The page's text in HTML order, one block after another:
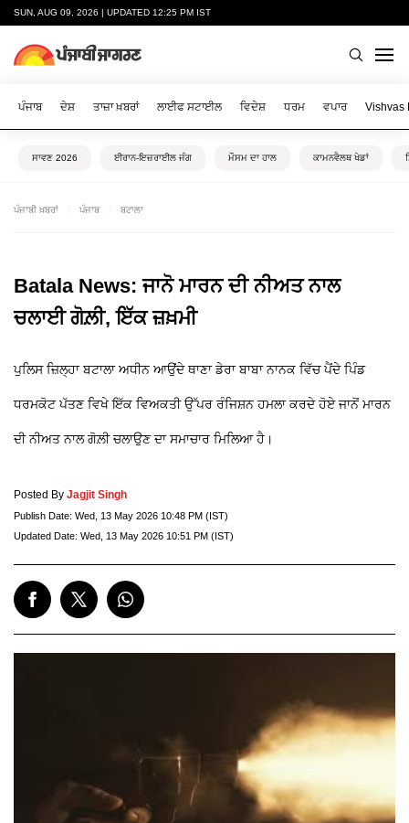
SUN, AUG 09, 2026 | UPDATED 12:25 PM IST
ਪੰਜਾਬ ਦੇਸ਼ ਤਾਜ਼ਾ ਖ਼ਬਰਾਂ ਲਾਈਫ ਸਟਾਈਲ ਵਿਦੇਸ਼ ਧਰਮ ਵਪਾਰ Vishvas
ਸਾਵਣ 2026 ਈਰਾਨ-ਇਜ਼ਰਾਈਲ ਜੰਗ ਮੌਸਮ ਦਾ ਹਾਲ ਕਾਮਨਵੈਲਥ ਖੇਡਾਂ
ਪੰਜਾਬੀ ਖ਼ਬਰਾਂ ਪੰਜਾਬ ਬਟਾਲਾ
Batala News: ਜਾਨੋ ਮਾਰਨ ਦੀ ਨੀਅਤ ਨਾਲ
ਚਲਾਈ ਗੋਲ਼ੀ, ਇੱਕ ਜ਼ਖ਼ਮੀ
ਪੁਲਿਸ ਜ਼ਿਲ੍ਹਾ ਬਟਾਲਾ ਅਧੀਨ ਆਉਂਦੇ ਥਾਣਾ ਡੇਰਾ ਬਾਬਾ ਨਾਨਕ ਵਿੱਚ ਪੈਂਦੇ ਪਿੰਡ
ਧਰਮਕੋਟ ਪੱਤਣ ਵਿਖੇ ਇੱਕ ਵਿਅਕਤੀ ਉੱਪਰ ਰੰਜਿਸ਼ਨ ਹਮਲਾ ਕਰਦੇ ਹੋਏ ਜਾਨੋਂ ਮਾਰਨ
ਦੀ ਨੀਅਤ ਨਾਲ ਗੋਲ਼ੀ ਚਲਾਉਣ ਦਾ ਸਮਾਚਾਰ ਮਿਲਿਆ ਹੈ।
Posted By Jagjit Singh
Publish Date: Wed, 13 May 2026 10:48 PM (IST)
Updated Date: Wed, 13 May 2026 10:51 PM (IST)